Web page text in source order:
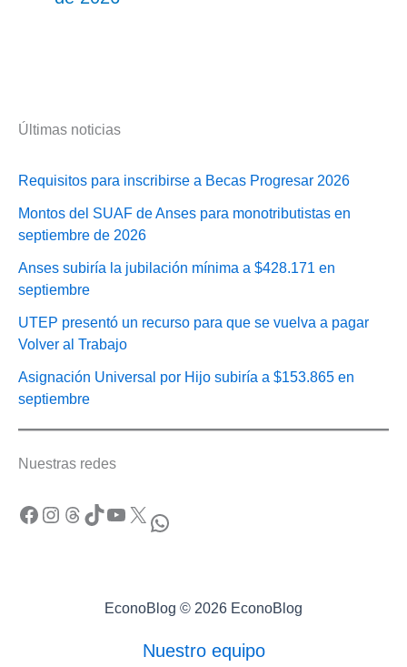
Últimas noticias
Requisitos para inscribirse a Becas Progresar 2026
Montos del SUAF de Anses para monotributistas en
septiembre de 2026
Anses subiría la jubilación mínima a $428.171 en
septiembre
UTEP presentó un recurso para que se vuelva a pagar
Volver al Trabajo
Asignación Universal por Hijo subiría a $153.865 en
septiembre
Nuestras redes
Facebook Instagram Threads TikTok YouTube X WhatsApp
EconoBlog © 2026 EconoBlog
Nuestro equipo